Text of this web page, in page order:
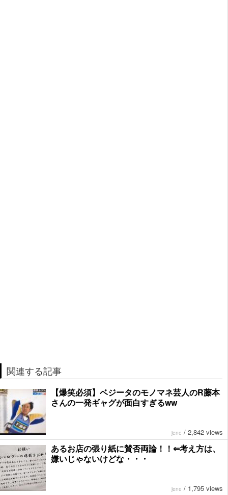
関連する記事
【爆笑必須】ベジータのモノマネ芸人のR藤本
さんの一発ギャグが面白すぎるww
jene / 2,842 views
あるお店の張り紙に賛否両論！！⇐考え方は、
嫌いじゃないけどな・・・
jene / 1,795 views